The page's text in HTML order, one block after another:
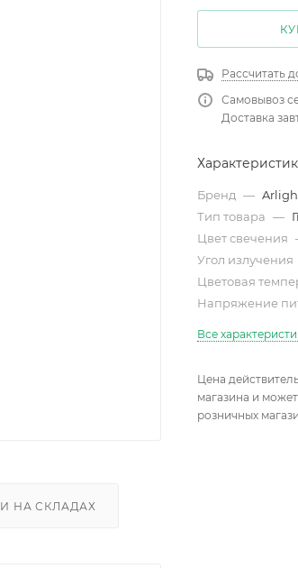
НА СКЛАДАХ
Рассчитать
Самовывоз
Доставка
Бренд —
Тип товара —
Цвет свечения
Угол излучения
Цветовая
Напряжение
Все
Цена
магазина и
розничных